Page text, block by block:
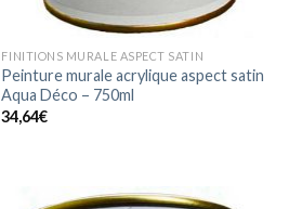
FINITIONS MURALE ASPECT SATIN
Peinture murale acrylique aspect satin
Aqua Déco – 750ml
34,64€